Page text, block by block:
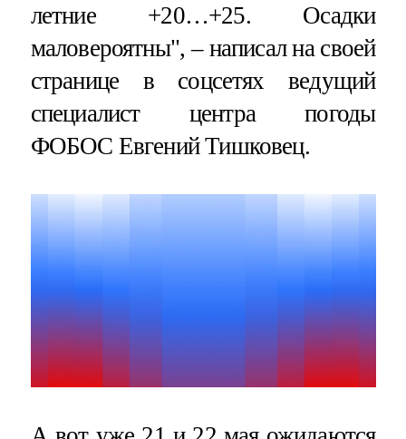
летние +20…+25. Осадки
маловероятны", – написал на своей
странице в соцсетях ведущий
специалист центра погоды
ФОБОС Евгений Тишковец.